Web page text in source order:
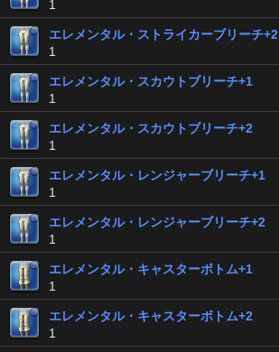
1
エレメンタル・ストライカーブリーチ+2
1
エレメンタル・スカウトブリーチ+1
1
エレメンタル・スカウトブリーチ+2
1
エレメンタル・レンジャーブリーチ+1
1
エレメンタル・レンジャーブリーチ+2
1
エレメンタル・キャスターボトム+1
1
エレメンタル・キャスターボトム+2
1